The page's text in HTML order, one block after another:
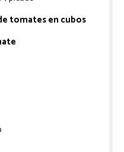
tomates en cubos